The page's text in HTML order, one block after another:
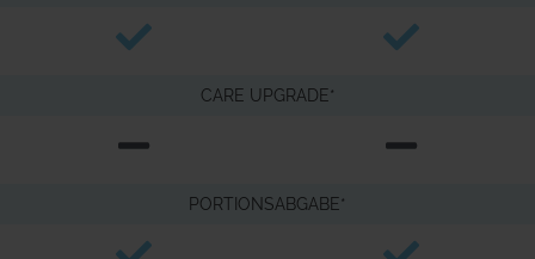
CARE UPGRADE*
PORTIONSABGABE*